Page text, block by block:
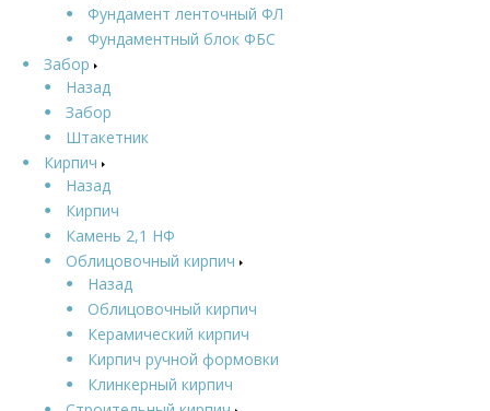
Фундамент ленточный ФЛ
Фундаментный блок ФБС
Забор
Назад
Забор
Штакетник
Кирпич
Назад
Кирпич
Камень 2,1 НФ
Облицовочный кирпич
Назад
Облицовочный кирпич
Керамический кирпич
Кирпич ручной формовки
Клинкерный кирпич